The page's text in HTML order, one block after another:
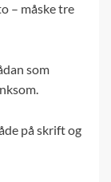
– måske tre
som
på skrift og